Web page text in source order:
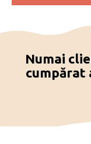
Numai
cumpărat